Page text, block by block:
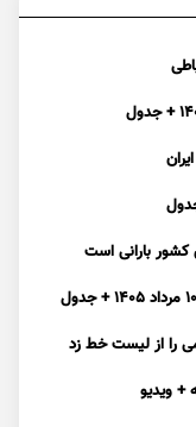
بارانی است
را از لیست خط زد